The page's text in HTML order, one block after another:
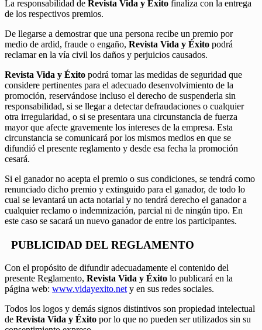
La responsabilidad de Revista Vida y Éxito finaliza con la entrega
de los respectivos premios.
De llegarse a demostrar que una persona recibe un premio por
medio de ardid, fraude o engaño, Revista Vida y Éxito podrá
reclamar en la vía civil los daños y perjuicios causados.
Revista Vida y Éxito podrá tomar las medidas de seguridad que
considere pertinentes para el adecuado desenvolvimiento de la
promoción, reservándose incluso el derecho de suspenderla sin
responsabilidad, si se llegar a detectar defraudaciones o cualquier
otra irregularidad, o si se presentara una circunstancia de fuerza
mayor que afecte gravemente los intereses de la empresa. Esta
circunstancia se comunicará por los mismos medios en que se
difundió el presente reglamento y desde esa fecha la promoción
cesará.
Si el ganador no acepta el premio o sus condiciones, se tendrá como
renunciado dicho premio y extinguido para el ganador, de todo lo
cual se levantará un acta notarial y no tendrá derecho el ganador a
cualquier reclamo o indemnización, parcial ni de ningún tipo. En
este caso se sacará un nuevo ganador de entre los participantes.
PUBLICIDAD DEL REGLAMENTO
Con el propósito de difundir adecuadamente el contenido del
presente Reglamento, Revista Vida y Éxito lo publicará en la
página web: www.vidayexito.net y en sus redes sociales.
Todos los logos y demás signos distintivos son propiedad intelectual
de Revista Vida y Éxito por lo que no pueden ser utilizados sin su